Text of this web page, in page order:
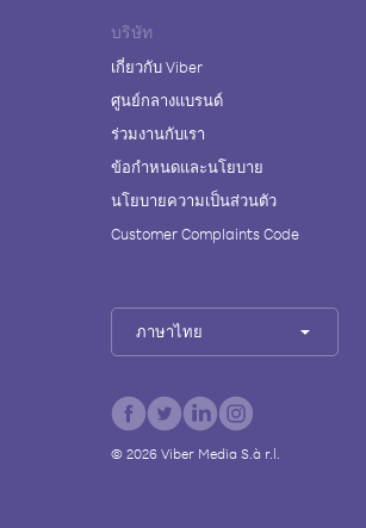
บริษัท
เกี่ยวกับ Viber
ศูนย์กลางแบรนด์
ร่วมงานกับเรา
ข้อกำหนดและนโยบาย
นโยบายความเป็นส่วนตัว
Customer Complaints Code
ภาษาไทย
© 2026Viber Media S.à r.l.